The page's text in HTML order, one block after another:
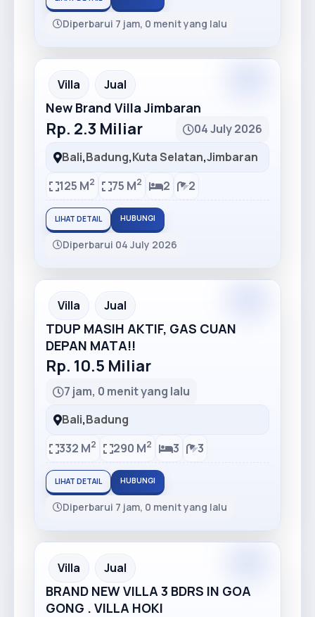
Diperbarui 7 jam, 0 menit yang lalu
Recommended
Villa Jual
New Brand Villa Jimbaran
Rp. 2.3 Miliar
04 July 2026
Bali,Badung,Kuta Selatan,Jimbaran
125 M2 75 M2 2 2
LIHAT DETAIL HUBUNGI
Diperbarui 04 July 2026
Recommended
Villa Jual
TDUP MASIH AKTIF, GAS CUAN
DEPAN MATA!!
Rp. 10.5 Miliar
7 jam, 0 menit yang lalu
Bali,Badung
332 M2 290 M2 3 3
LIHAT DETAIL HUBUNGI
Diperbarui 7 jam, 0 menit yang lalu
Recommended
Villa Jual
BRAND NEW VILLA 3 BDRS IN GOA
GONG . VILLA HOKI